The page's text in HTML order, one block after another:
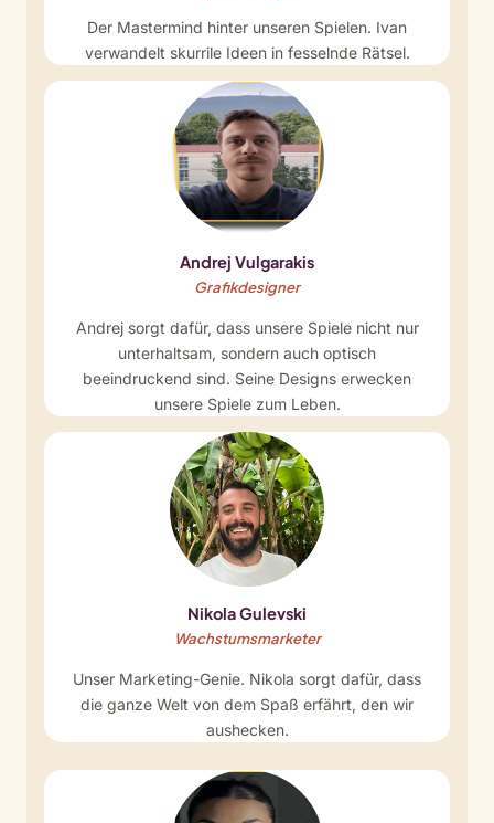
Der Mastermind hinter unseren Spielen. Ivan
verwandelt skurrile Ideen in fesselnde Rätsel.
Andrej Vulgarakis
Grafikdesigner
Andrej sorgt dafür, dass unsere Spiele nicht nur
unterhaltsam, sondern auch optisch
beeindruckend sind. Seine Designs erwecken
unsere Spiele zum Leben.
Nikola Gulevski
Wachstumsmarketer
Unser Marketing-Genie. Nikola sorgt dafür, dass
die ganze Welt von dem Spaß erfährt, den wir
aushecken.